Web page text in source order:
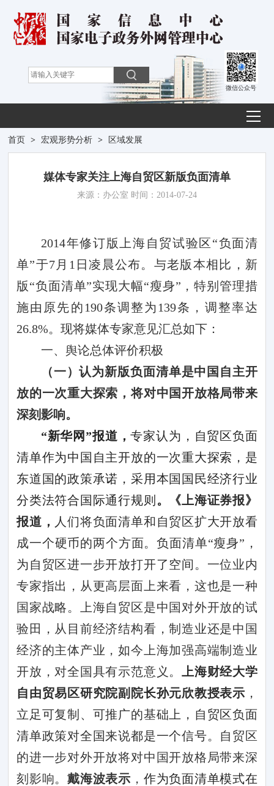
微信公众号
首页 > 宏观形势分析 > 区域发展
媒体专家关注上海自贸区新版负面清单
来源：办公室 时间：2014-07-24
2014年修订版上海自贸试验区“负面清
单”于7 月 1 日凌晨公布。与老版本相比，新
版“负面清单”实现大幅“瘦身”，特别管理措
施由原先的190条调整为139条，调整率达
26.8%。现将媒体专家意见汇总如下：
一、舆论总体评价积极
（一）认为新版负面清单是中国自主开
放的一次重大探索 ，将对中国开放格局带来
深刻影响。
“新华网”报道，专家认为，自贸区负面
清单作为中国自主开放的一次重大探索，是
东道国的政策承诺，采用本国国民经济行业
分类法符合国际通行规则 。
《上海证券报》
报道， 人们将负面清单和自贸区扩大开放看
成一个硬币的两个方面。负面清单“瘦身”，
为自贸区进一步开放打开了空间。 一位业内
专家指出，从更高层面上来看，这也是一种
国家战略。上海自贸区是中国对外开放的试
验田，从目前经济结构看，制造业还是中国
经济的主体产业，如今上海加强高端制造业
开放，对全国具有示范意义。上海财经大学
自由贸易区研究院副院长孙元欣教授表示 ，
立足可复制、可推广的基础上，自贸区负面
清单政策对全国来说都是一个信号。自贸区
的进一步对外开放将对中国开放格局带来深
刻影响。戴海波表示 ， 作为负面清单模式在